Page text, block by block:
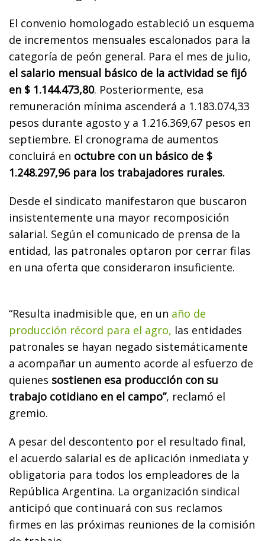
El convenio homologado estableció un esquema
de incrementos mensuales escalonados para la
categoría de peón general. Para el mes de julio,
el salario mensual básico de la actividad se fijó
en $ 1.144.473,80. Posteriormente, esa
remuneración mínima ascenderá a 1.183.074,33
pesos durante agosto y a 1.216.369,67 pesos en
septiembre. El cronograma de aumentos
concluirá en octubre con un básico de $
1.248.297,96 para los trabajadores rurales.
Desde el sindicato manifestaron que buscaron
insistentemente una mayor recomposición
salarial. Según el comunicado de prensa de la
entidad, las patronales optaron por cerrar filas
en una oferta que consideraron insuficiente.
“Resulta inadmisible que, en un año de
producción récord para el agro, las entidades
patronales se hayan negado sistemáticamente
a acompañar un aumento acorde al esfuerzo de
quienes sostienen esa producción con su
trabajo cotidiano en el campo”, reclamó el
gremio.
A pesar del descontento por el resultado final,
el acuerdo salarial es de aplicación inmediata y
obligatoria para todos los empleadores de la
República Argentina. La organización sindical
anticipó que continuará con sus reclamos
firmes en las próximas reuniones de la comisión